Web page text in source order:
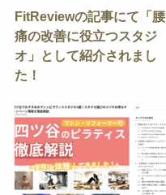
FitReviewの記事にて「腰
痛の改善に役立つスタジ
オ」として紹介されまし
た！